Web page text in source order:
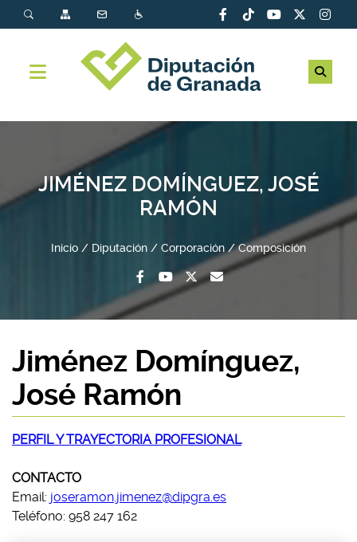
JIMÉNEZ DOMÍNGUEZ, JOSÉ
RAMÓN
Inicio Diputación Corporación Composición
Jiménez Domínguez,
José Ramón
PERFIL Y TRAYECTORIA PROFESIONAL
CONTACTO
Email: joseramon.jimenez@dipgra.es
Teléfono: 958 247 162